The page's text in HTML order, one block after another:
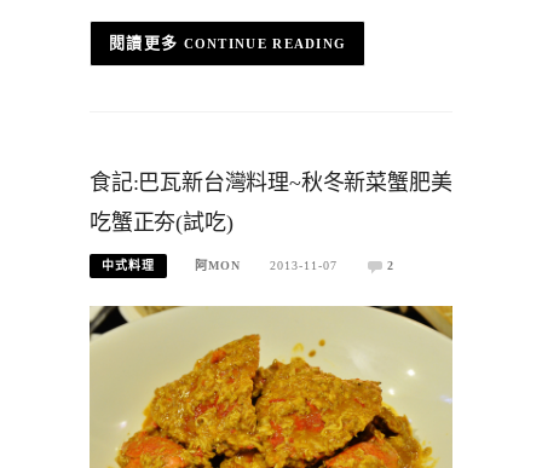
CONTINUE READING
食記:巴瓦新台灣料理~秋冬新菜蟹肥美
吃蟹正夯(試吃)
中式料理 阿MON 2013-11-07 2